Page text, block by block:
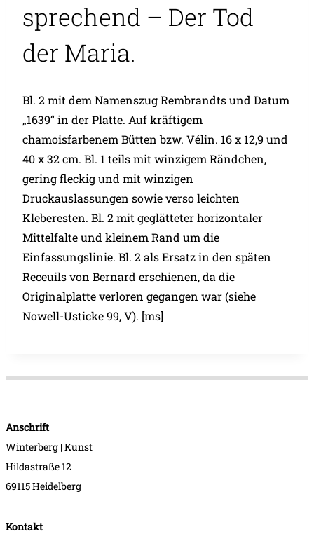
sprechend – Der Tod
der Maria.
Bl. 2 mit dem Namenszug Rembrandts und Datum
„1639“ in der Platte. Auf kräftigem
chamoisfarbenem Bütten bzw. Vélin. 16 x 12,9 und
40 x 32 cm. Bl. 1 teils mit winzigem Rändchen,
gering fleckig und mit winzigen
Druckauslassungen sowie verso leichten
Kleberesten. Bl. 2 mit geglätteter horizontaler
Mittelfalte und kleinem Rand um die
Einfassungslinie. Bl. 2 als Ersatz in den späten
Receuils von Bernard erschienen, da die
Originalplatte verloren gegangen war (siehe
Nowell-Usticke 99, V). [ms]
Anschrift
Winterberg | Kunst
Hildastraße 12
69115 Heidelberg
Kontakt